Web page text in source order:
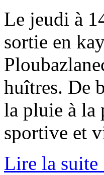
Le jeudi à
sortie en
huîtres. De
la pluie à la
sportive et
Lire la suite